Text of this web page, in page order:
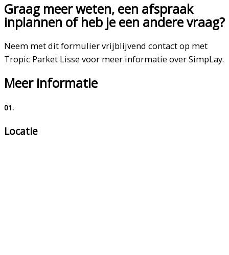
Graag meer weten, een afspraak
inplannen of heb je een andere vraag?
Neem met dit formulier vrijblijvend contact op met
Tropic Parket Lisse voor meer informatie over SimpLay.
Meer informatie
01.
Locatie